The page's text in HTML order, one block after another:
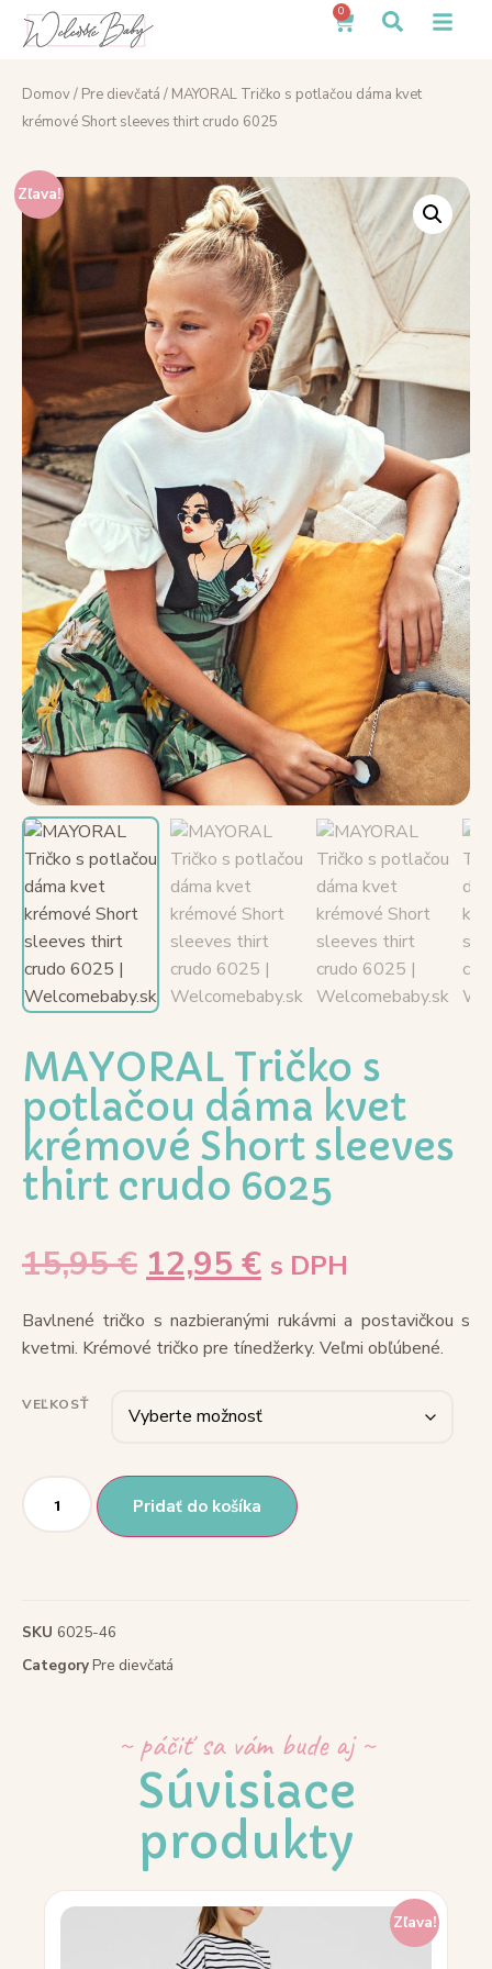
0
Domov/ Pre dievčatá / MAYORAL Tričko s potlačou dáma kvet
krémové Short sleeves thirt crudo 6025
Zľava!
MAYORAL Tričko s
potlačou dáma kvet
krémové Short sleeves
thirt crudo 6025
15,95€ 12,95 € s DPH
Bavlnené tričko s nazbieranými rukávmi a postavičkou s
kvetmi. Krémové tričko pre tínedžerky. Veľmi obľúbené.
VEĽKOSŤ
Pridať do košíka
SKU 6025-46
CategoryPre dievčatá
~ páčiť sa vám bude aj ~
Súvisiace
produkty
Zľava!